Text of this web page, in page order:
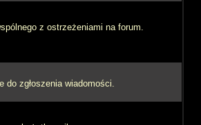
z ostrzeżeniami na forum.
do zgłoszenia wiadomości.